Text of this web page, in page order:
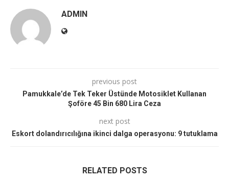
ADMIN
previous post
Pamukkale’de Tek Teker Üstünde Motosiklet Kullanan
Şoföre 45 Bin 680 Lira Ceza
next post
Eskort dolandırıcılığına ikinci dalga operasyonu: 9 tutuklama
RELATED POSTS